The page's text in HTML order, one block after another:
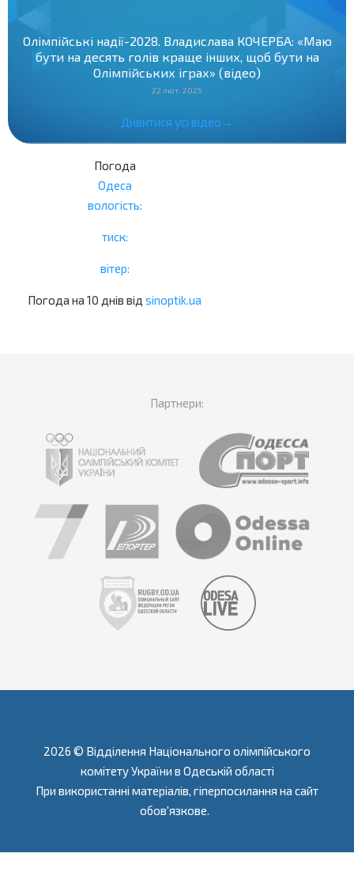
Олімпійські надії-2028. Владислава КОЧЕРБА: «Маю
бути на десять голів краще інших, щоб бути на
Олімпійських іграх» (відео)
22 лют. 2025
Дивитися усі відео→
Погода
Одеса
вологість:
тиск:
вітер:
Погода на 10 днів від sinoptik.ua
Партнери:
2026 © Відділення Національного олімпійського
комітету України в Одеській області
При використанні матеріалів, гіперпосилання на сайт
обов'язкове.